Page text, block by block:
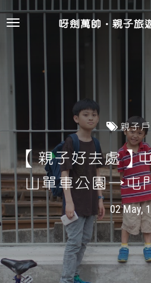
Toggle
呀劍萬帥‧親子旅
親子
【親子好去處】
山單車公園→屯
02 May,